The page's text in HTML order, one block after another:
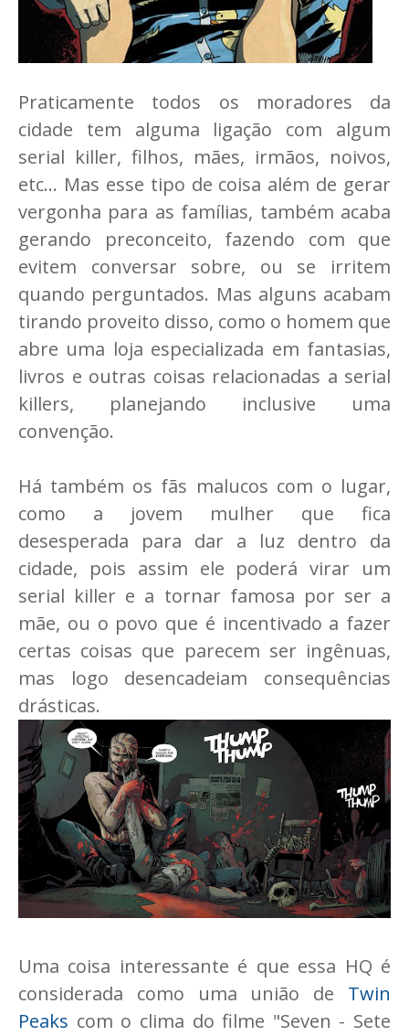
Praticamente todos os moradores da
cidade tem alguma ligação com algum
serial killer, filhos, mães, irmãos, noivos,
etc... Mas esse tipo de coisa além de gerar
vergonha para as famílias, também acaba
gerando preconceito, fazendo com que
evitem conversar sobre, ou se irritem
quando perguntados. Mas alguns acabam
tirando proveito disso, como o homem que
abre uma loja especializada em fantasias,
livros e outras coisas relacionadas a serial
killers, planejando inclusive uma
convenção.
Há também os fãs malucos com o lugar,
como a jovem mulher que fica
desesperada para dar a luz dentro da
cidade, pois assim ele poderá virar um
serial killer e a tornar famosa por ser a
mãe, ou o povo que é incentivado a fazer
certas coisas que parecem ser ingênuas,
mas logo desencadeiam consequências
drásticas.
Uma coisa interessante é que essa HQ é
considerada como uma união de Twin
Peaks com o clima do filme "Seven - Sete